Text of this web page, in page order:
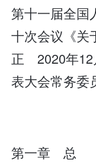
第十一届全国
十次会议《关
正 2020年12
表大会常务委
第一章 总